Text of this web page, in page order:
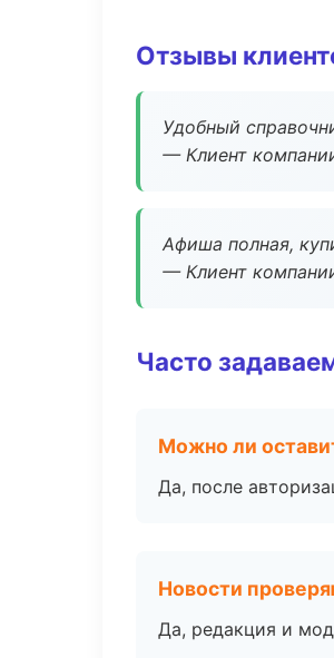
Отзывы
Удобный
— Клиент
Афиша полная,
— Клиент
Часто
Можно ли
Да, после
Новости
Да, редакция и